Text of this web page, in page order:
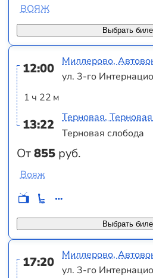
Выбрать
ВОЯЖ
12:00
1 ч 22 м
13:22
От855 руб.
Миллерово,
ул. 3-го
Терновая,
Терновая слобода
Выбрать
Вояж
17:20
Миллерово,
ул. 3-го